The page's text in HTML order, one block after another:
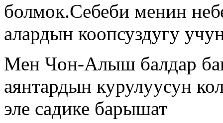
болмок.Себеби менин
алардын коопсуздугу
Мен Чон-Алыш балдар
аянтардын курулуусун
эле садике барышат